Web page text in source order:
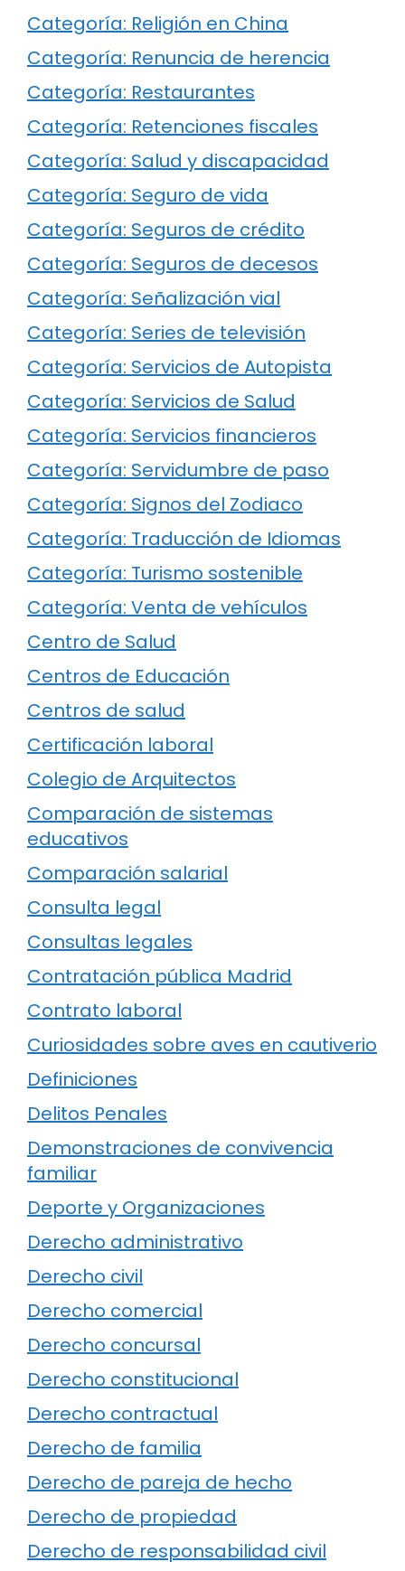
Categoría: Religión en China
Categoría: Renuncia de herencia
Categoría: Restaurantes
Categoría: Retenciones fiscales
Categoría: Salud y discapacidad
Categoría: Seguro de vida
Categoría: Seguros de crédito
Categoría: Seguros de decesos
Categoría: Señalización vial
Categoría: Series de televisión
Categoría: Servicios de Autopista
Categoría: Servicios de Salud
Categoría: Servicios financieros
Categoría: Servidumbre de paso
Categoría: Signos del Zodiaco
Categoría: Traducción de Idiomas
Categoría: Turismo sostenible
Categoría: Venta de vehículos
Centro de Salud
Centros de Educación
Centros de salud
Certificación laboral
Colegio de Arquitectos
Comparación de sistemas
educativos
Comparación salarial
Consulta legal
Consultas legales
Contratación pública Madrid
Contrato laboral
Curiosidades sobre aves en cautiverio
Definiciones
Delitos Penales
Demonstraciones de convivencia
familiar
Deporte y Organizaciones
Derecho administrativo
Derecho civil
Derecho comercial
Derecho concursal
Derecho constitucional
Derecho contractual
Derecho de familia
Derecho de pareja de hecho
Derecho de propiedad
Derecho de responsabilidad civil